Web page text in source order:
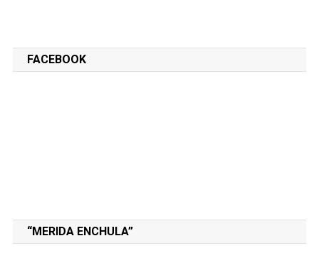
FACEBOOK
“MERIDA ENCHULA”